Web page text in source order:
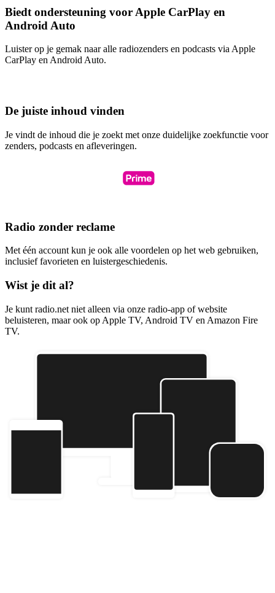
Biedt ondersteuning voor Apple CarPlay en
Android Auto
Luister op je gemak naar alle radiozenders en podcasts via Apple
CarPlay en Android Auto.
De juiste inhoud vinden
Je vindt de inhoud die je zoekt met onze duidelijke zoekfunctie voor
zenders, podcasts en afleveringen.
Radio zonder reclame
Met één account kun je ook alle voordelen op het web gebruiken,
inclusief favorieten en luistergeschiedenis.
Wist je dit al?
Je kunt radio.net niet alleen via onze radio-app of website
beluisteren, maar ook op Apple TV, Android TV en Amazon Fire
TV.